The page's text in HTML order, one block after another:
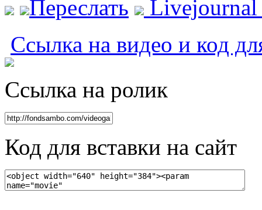
Переслать
Ссылка на видео и код
Ссылка на ролик
Код для вставки на сайт